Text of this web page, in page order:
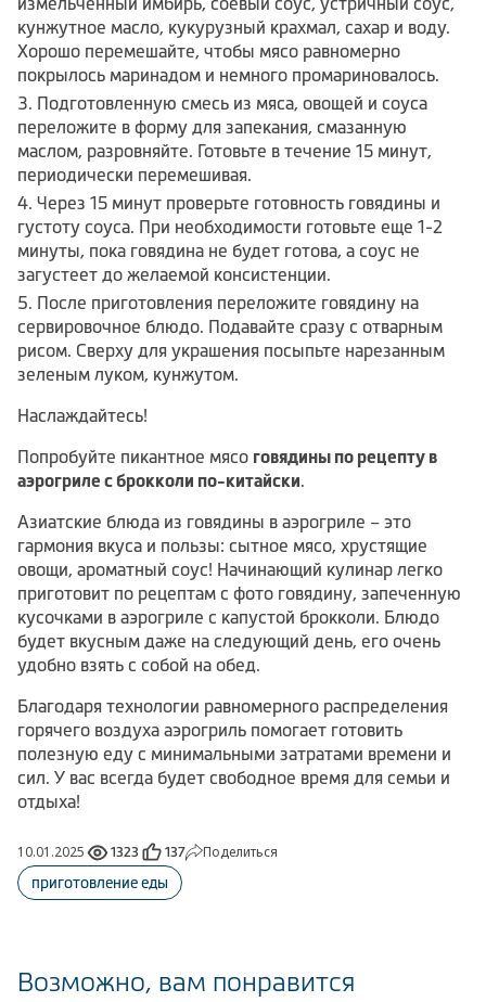
кунжутное масло, кукурузный крахмал, сахар и воду.
Хорошо перемешайте, чтобы мясо равномерно
покрылось маринадом и немного промариновалось.
Подготовленную смесь из мяса, овощей и соуса
переложите в форму для запекания, смазанную
маслом, разровняйте. Готовьте в течение 15 минут,
периодически перемешивая.
Через 15 минут проверьте готовность говядины и
густоту соуса. При необходимости готовьте еще 1-2
минуты, пока говядина не будет готова, а соус не
загустеет до желаемой консистенции.
После приготовления переложите говядину на
сервировочное блюдо. Подавайте сразу с отварным
рисом. Сверху для украшения посыпьте нарезанным
зеленым луком, кунжутом.
Наслаждайтесь!
Попробуйте пикантное мясо говядины по рецепту в
аэрогриле с брокколи по-китайски.
Азиатские блюда из говядины в аэрогриле – это
гармония вкуса и пользы: сытное мясо, хрустящие
овощи, ароматный соус! Начинающий кулинар легко
приготовит по рецептам с фото говядину, запеченную
кусочками в аэрогриле с капустой брокколи. Блюдо
будет вкусным даже на следующий день, его очень
удобно взять с собой на обед.
Благодаря технологии равномерного распределения
горячего воздуха аэрогриль помогает готовить
полезную еду с минимальными затратами времени и
сил. У вас всегда будет свободное время для семьи и
отдыха!
10.01.2025 1323 137 Поделиться
приготовление еды
Возможно, вам понравится